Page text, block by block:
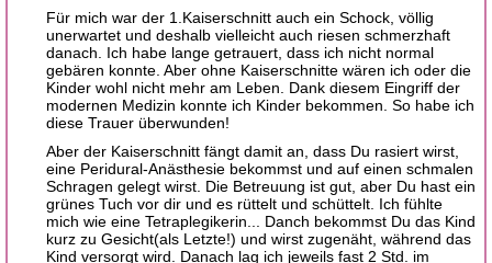
Für mich war der 1.Kaiserschnitt auch ein Schock, völlig
unerwartet und deshalb vielleicht auch riesen schmerzhaft
danach. Ich habe lange getrauert, dass ich nicht normal
gebären konnte. Aber ohne Kaiserschnitte wären ich oder die
Kinder wohl nicht mehr am Leben. Dank diesem Eingriff der
modernen Medizin konnte ich Kinder bekommen. So habe ich
diese Trauer überwunden!
Aber der Kaiserschnitt fängt damit an, dass Du rasiert wirst,
eine Peridural-Anästhesie bekommst und auf einen schmalen
Schragen gelegt wirst. Die Betreuung ist gut, aber Du hast ein
grünes Tuch vor dir und es rüttelt und schüttelt. Ich fühlte
mich wie eine Tetraplegikerin... Danch bekommst Du das Kind
kurz zu Gesicht(als Letzte!) und wirst zugenäht, während das
Kind versorgt wird. Danach lag ich jeweils fast 2 Std. im